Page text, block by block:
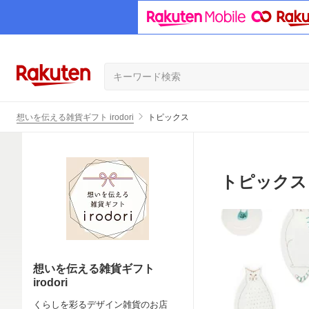
想いを伝える雑貨ギフト irodori トピックス
想いを伝える雑貨ギフト
irodori
くらしを彩るデザイン雑貨のお店
トピックス